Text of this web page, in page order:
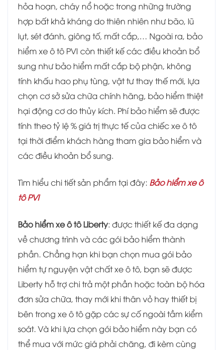
hỏa hoạn, cháy nổ hoặc trong những trường
hợp bất khả kháng do thiên nhiên như bão, lũ
lụt, sét đánh, giông tố, mất cắp,… Ngoài ra, bảo
hiểm xe ô tô PVI còn thiết kế các điều khoản bổ
sung như bảo hiểm mất cắp bộ phận, không
tính khấu hao phụ tùng, vật tư thay thế mới, lựa
chọn cơ sở sửa chữa chính hãng, bảo hiểm thiệt
hại động cơ do thủy kích. Phí bảo hiểm sẽ được
tính theo tỷ lệ % giá trị thực tế của chiếc xe ô tô
tại thời điểm khách hàng tham gia bảo hiểm và
các điều khoản bổ sung.
Tìm hiểu chi tiết sản phẩm tại đây: Bảo hiểm xe ô
tô PVI
Bảo hiểm xe ô tô Liberty: được thiết kế đa dạng
về chương trình và các gói bảo hiểm thành
phần. Chẳng hạn khi bạn chọn mua gói bảo
hiểm tự nguyện vật chất xe ô tô, bạn sẽ được
Liberty hỗ trợ chi trả một phần hoặc toàn bộ hóa
đơn sửa chữa, thay mới khi thân vỏ hay thiết bị
bên trong xe ô tô gặp các sự cố ngoài tầm kiểm
soát. Và khi lựa chọn gói bảo hiểm này bạn có
thể mua với mức giá phải chăng, đi kèm cùng